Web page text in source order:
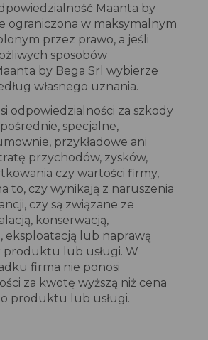
Maanta by
ograniczona w maksymalnym
przez prawo, a jeśli
sposobów
by Bega Srl wybierze
własnego uznania.
odpowiedzialności za szkody
specjalne,
przykładowe ani
przychodów, zysków,
czy wartości firmy,
to, czy wynikają z naruszenia
czy są związane ze
konserwacją,
eksploatacją lub naprawą
produktu lub usługi. W
firma nie ponosi
za kwotę wyższą niż cena
produktu lub usługi.